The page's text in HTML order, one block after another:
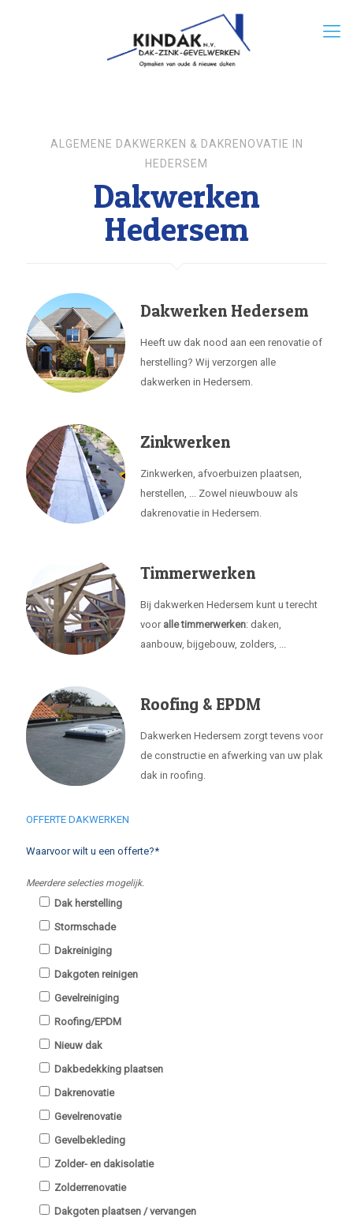
ALGEMENE DAKWERKEN & DAKRENOVATIE IN
HEDERSEM
Dakwerken
Hedersem
Dakwerken Hedersem
Heeft uw dak nood aan een renovatie of
herstelling? Wij verzorgen alle
dakwerken in Hedersem.
Zinkwerken
Zinkwerken, afvoerbuizen plaatsen,
herstellen, ... Zowel nieuwbouw als
dakrenovatie in Hedersem.
Timmerwerken
Bij dakwerken Hedersem kunt u terecht
voor alle timmerwerken: daken,
aanbouw, bijgebouw, zolders, ...
Roofing & EPDM
Dakwerken Hedersem zorgt tevens voor
de constructie en afwerking van uw plak
dak in roofing.
OFFERTE DAKWERKEN
Waarvoor wilt u een offerte?*
Meerdere selecties mogelijk.
Dak herstelling
Stormschade
Dakreiniging
Dakgoten reinigen
Gevelreiniging
Roofing/EPDM
Nieuw dak
Dakbedekking plaatsen
Dakrenovatie
Gevelrenovatie
Gevelbekleding
Zolder- en dakisolatie
Zolderrenovatie
Dakgoten plaatsen / vervangen